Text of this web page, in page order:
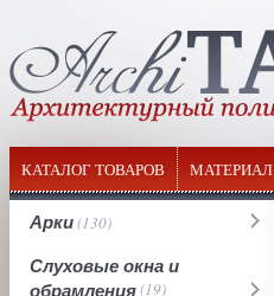
КАТАЛОГ ТОВАРОВ МАТЕРИАЛ
Арки(130)
Слуховые окна и
обрамления(19)